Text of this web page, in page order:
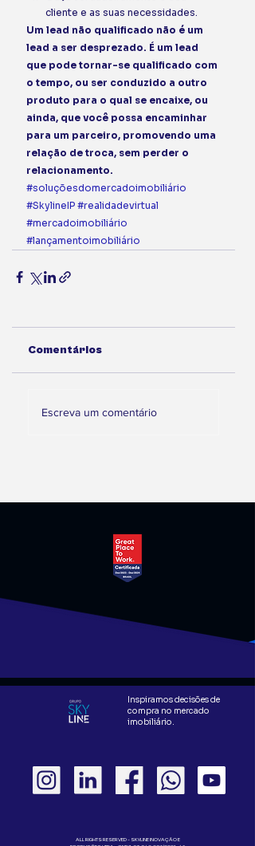
cliente e as suas necessidades.
Um lead não qualificado não é um
lead a ser desprezado. É um lead
que pode tornar-se qualificado com
o tempo, ou ser conduzido a outro
produto para o qual se encaixe, ou
ainda, que você possa encaminhar
para um parceiro, promovendo uma
relação de troca, sem perder o
relacionamento.
#soluçõesdomercadoimobiliário
#SkylineIP #realidadevirtual
#mercadoimobiliário
#lançamentoimobiliário
Comentários
Escreva um comentário
Inspiramos decisões de
compra no mercado
imobiliário.
ALL RIGHTS RESERVED - SKYLINE INOVAÇÃO E